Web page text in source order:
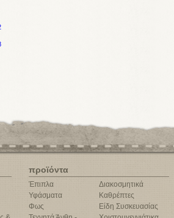
προϊόντα
Έπιπλα
Υφάσματα
Φως
Διακοσμητικά
Καθρέπτες
Είδη Συσκευασίας